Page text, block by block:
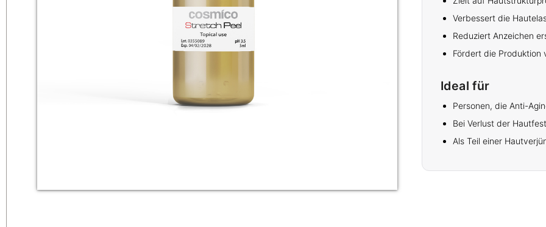
Verbessert die
Reduziert Anzeichen
Fördert die Produktion
Ideal für
Personen, die Anti-
Bei Verlust der
Als Teil einer